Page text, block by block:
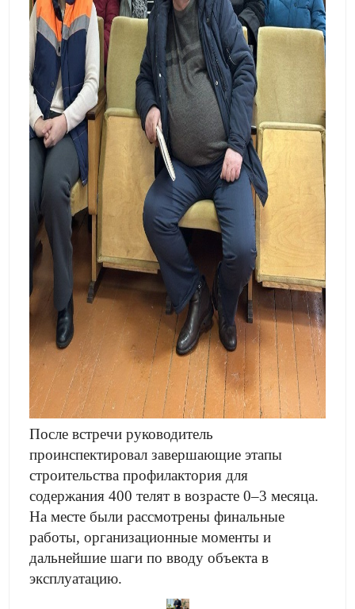
После встречи руководитель
проинспектировал завершающие этапы
строительства профилактория для
содержания 400 телят в возрасте 0–3 месяца.
На месте были рассмотрены финальные
работы, организационные моменты и
дальнейшие шаги по вводу объекта в
эксплуатацию.